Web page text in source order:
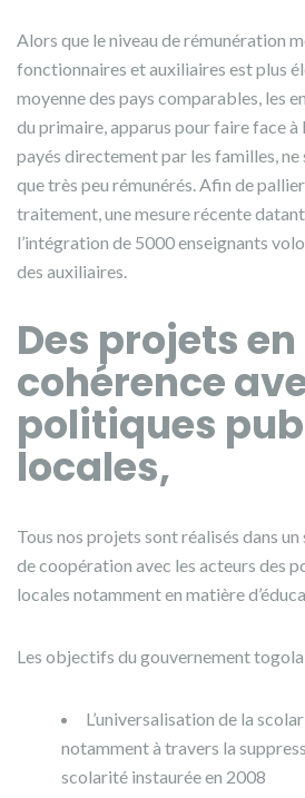
Alors que le niveau de rémunération
fonctionnaires et auxiliaires est plus
moyenne des pays comparables, les
du primaire, apparus pour faire face à
payés directement par les familles,
que très peu rémunérés. Afin de
traitement, une mesure récente
l’intégration de 5000 enseignants
des auxiliaires.
Des projets en
cohérence
politiques
locales,
Tous nos projets sont réalisés dans
de coopération avec les acteurs des
locales notamment en matière
Les objectifs du gouvernement
L’universalisation de la
notamment à travers la
scolarité instaurée en 2008